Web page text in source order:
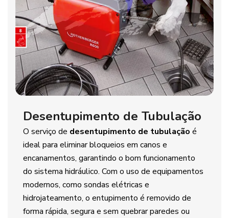
Desentupimento de Tubulação
O serviço de desentupimento de tubulação é
ideal para eliminar bloqueios em canos e
encanamentos, garantindo o bom funcionamento
do sistema hidráulico. Com o uso de equipamentos
modernos, como sondas elétricas e
hidrojateamento, o entupimento é removido de
forma rápida, segura e sem quebrar paredes ou